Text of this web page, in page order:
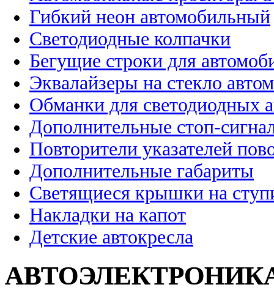
Гибкий неон автомобильный
Светодиодные колпачки
Бегущие строки для
Эквалайзеры на стекло
Обманки для светодиодных
Дополнительные стоп-
Повторители указателей
Дополнительные габариты
Светящиеся крышки на
Накладки на капот
Детские автокресла